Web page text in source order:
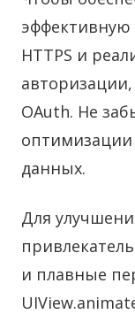
эффективную
HTTPS и
OAuth. Не
данных.
Для
и плавные